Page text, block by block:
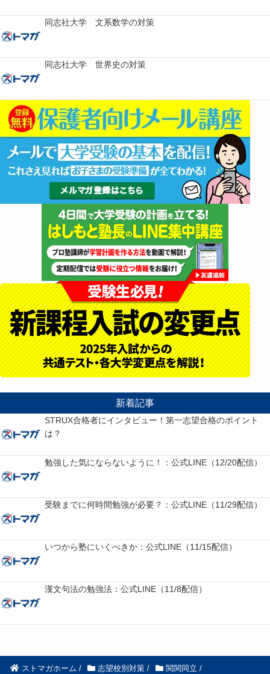
同志社大学 文系数学の対策
同志社大学 世界史の対策
新着記事
STRUX合格者にインタビュー！第一志望合格のポイント
は？
勉強した気にならないように！：公式LINE（12/20配信）
受験までに何時間勉強が必要？：公式LINE（11/29配信）
いつから塾にいくべきか：公式LINE（11/15配信）
漢文句法の勉強法：公式LINE（11/8配信）
ストマガホーム / 志望校別対策 / 関関同立 /